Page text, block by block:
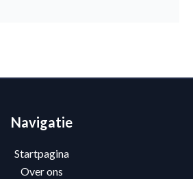
Navigatie
Startpagina
Over ons